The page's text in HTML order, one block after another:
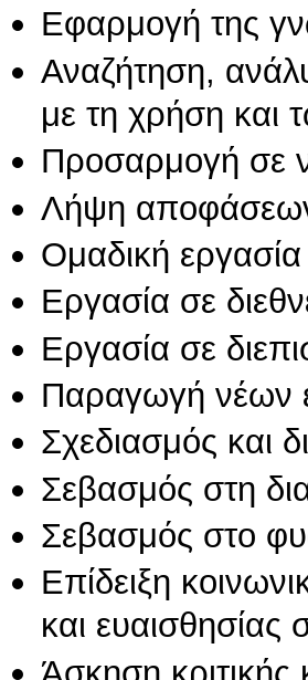
Εφαρμογή της
Αναζήτηση,
με τη χρήση και
Προσαρμογή σε
Λήψη
Ομαδική εργασία
Εργασία σε
Εργασία σε
Παραγωγή νέων
Σχεδιασμός και
Σεβασμός στη
Σεβασμός στο
Επίδειξη
και
Άσκηση κριτικής